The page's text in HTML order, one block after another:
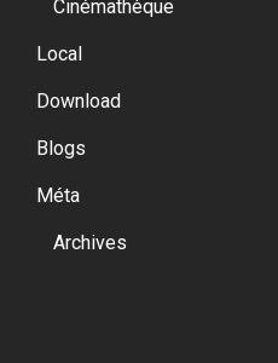
Cinémathèque
Local
Download
Blogs
Méta
Archives